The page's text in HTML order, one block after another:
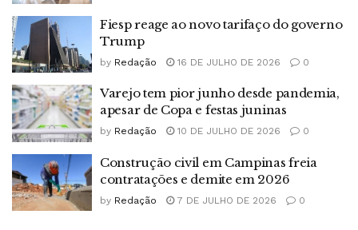
Fiesp reage ao novo tarifaço do governo
Trump
by Redação 16 DE JULHO DE 2026 0
Varejo tem pior junho desde pandemia,
apesar de Copa e festas juninas
by Redação 10 DE JULHO DE 2026 0
Construção civil em Campinas freia
contratações e demite em 2026
by Redação 7 DE JULHO DE 2026 0